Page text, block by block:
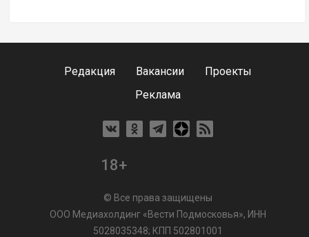
Редакция Вакансии
Проекты
Реклама
18+
© Все права защищены
ООО Медиахолдинг «Вести Подмосковья», ИНН
5028035348; КПП 502801001